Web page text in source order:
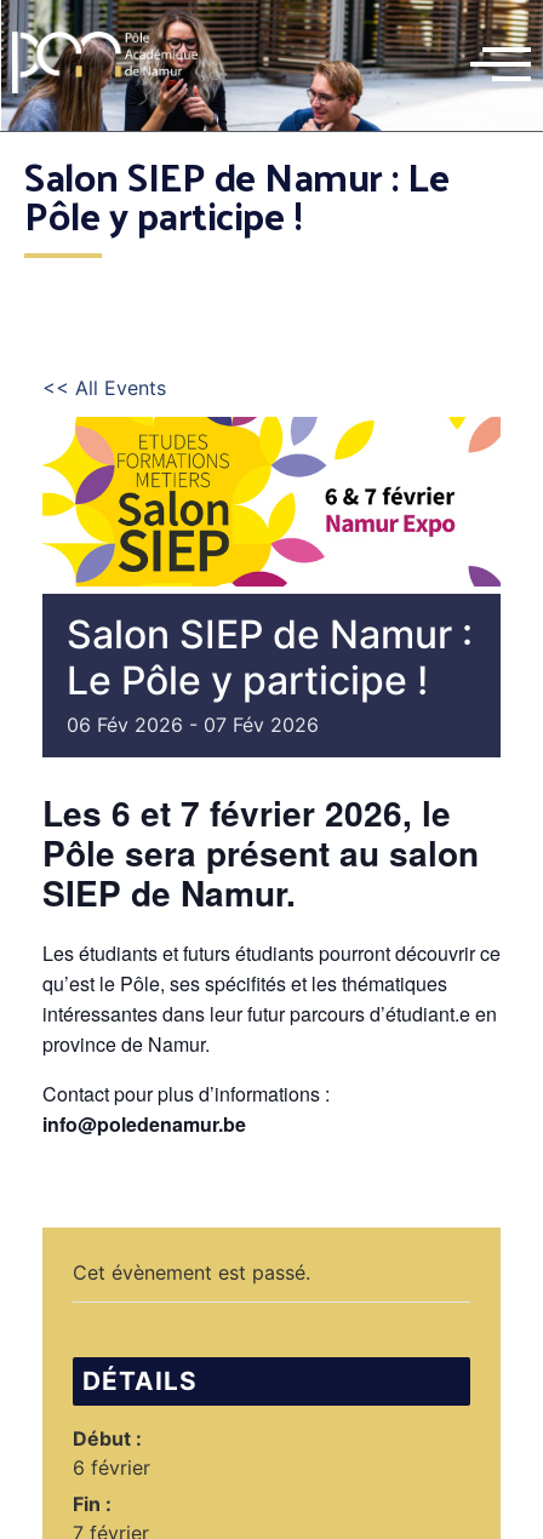
Salon SIEP de Namur : Le
Pôle y participe !
<< All Events
Salon SIEP de Namur :
Le Pôle y participe !
06 Fév 2026 - 07 Fév 2026
Les 6 et 7 février 2026, le
Pôle sera présent au salon
SIEP de Namur.
Les étudiants et futurs étudiants pourront découvrir ce
qu’est le Pôle, ses spécifités et les thématiques
intéressantes dans leur futur parcours d’étudiant.e en
province de Namur.
Contact pour plus d’informations :
info@poledenamur.be
Cet évènement est passé.
DÉTAILS
Début :
6 février
Fin :
7 février